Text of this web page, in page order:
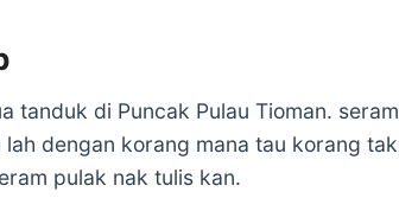
tanduk di Puncak Pulau Tioman. seram
dengan korang mana tau korang tak
pulak nak tulis kan.